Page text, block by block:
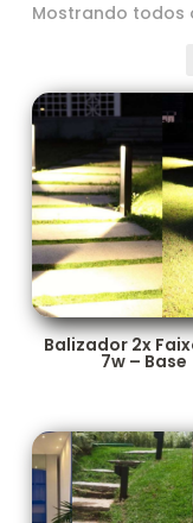
Mostrando todos
Balizador 2x
7w – Base